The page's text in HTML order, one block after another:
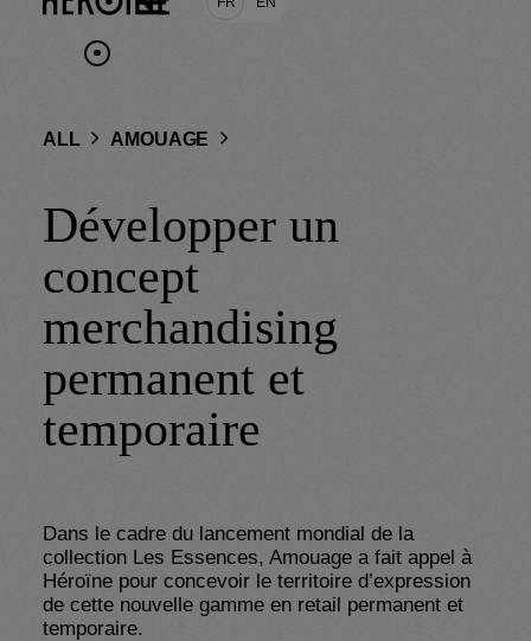
ALL AMOUAGE
Développer un
concept
merchandising
permanent et
temporaire
Dans le cadre du lancement mondial de la
collection Les Essences, Amouage a fait appel à
Héroïne pour concevoir le territoire d’expression
de cette nouvelle gamme en retail permanent et
temporaire.